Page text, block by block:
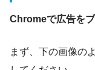
Chromeで広告を
まず、下の画像の